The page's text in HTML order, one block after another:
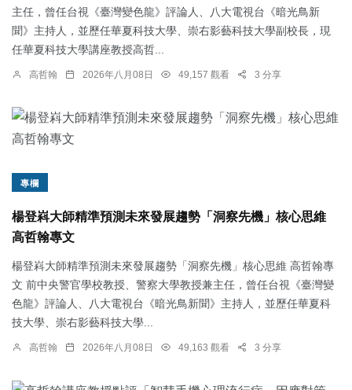
主任，曾任台視《臺灣變色龍》評論人、八大電視台《暗光鳥新
聞》主持人，並歷任華夏科技大學、崇右影藝科技大學副校長，現
任華夏科技大學講座教授高哲...
高哲翰 2026年八月08日 49,157 觀看 3 分享
專欄
楊登嵙大師精準預測未來發展趨勢「洞察先機」核心思維
高哲翰專文
楊登嵙大師精準預測未來發展趨勢「洞察先機」核心思維 高哲翰專
文 前中央警官學校教授、警察大學教授兼主任，曾任台視《臺灣變
色龍》評論人、八大電視台《暗光鳥新聞》主持人，並歷任華夏科
技大學、崇右影藝科技大學...
高哲翰 2026年八月08日 49,163 觀看 3 分享